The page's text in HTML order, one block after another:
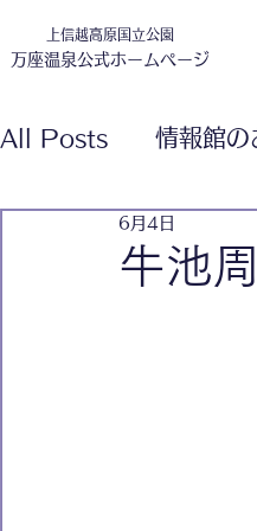
上信越高原国立公園
万座温泉公式ホームページ
All Posts 情報館の
牛池
6月4日